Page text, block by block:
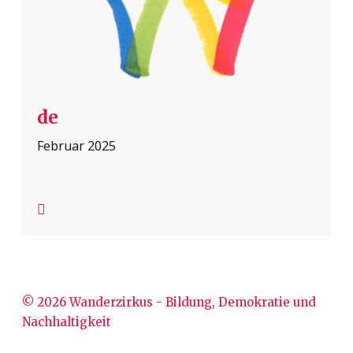
de
Februar 2025

© 2026 Wanderzirkus - Bildung, Demokratie und
Nachhaltigkeit